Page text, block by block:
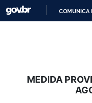
COMUNICA
MEDIDA